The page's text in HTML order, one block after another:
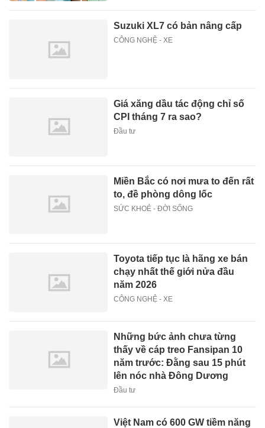
Suzuki XL7 có bản nâng cấp
CÔNG NGHỆ - XE
Giá xăng dầu tác động chỉ số
CPI tháng 7 ra sao?
Đầu tư
Miền Bắc có nơi mưa to đến rất
to, đề phòng dông lốc
SỨC KHOẺ - ĐỜI SỐNG
Toyota tiếp tục là hãng xe bán
chạy nhất thế giới nửa đầu
năm 2026
CÔNG NGHỆ - XE
Những bức ảnh chưa từng
thấy về cáp treo Fansipan 10
năm trước: Đằng sau 15 phút
lên nóc nhà Đông Dương
Đầu tư
Việt Nam có 600 GW tiềm năng